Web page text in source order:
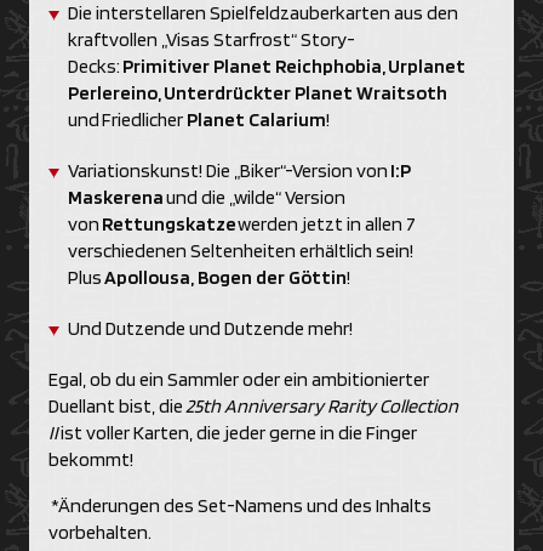
Die interstellaren Spielfeldzauberkarten aus den
kraftvollen „Visas Starfrost“ Story-
Decks: Primitiver Planet Reichphobia, Urplanet
Perlereino, Unterdrückter Planet Wraitsoth
und Friedlicher Planet Calarium!
Variationskunst! Die „Biker“-Version von I:P
Maskerenaund die „wilde“ Version
von Rettungskatzewerden jetzt in allen 7
verschiedenen Seltenheiten erhältlich sein!
PlusApollousa, Bogen der Göttin!
Und Dutzende und Dutzende mehr!
Egal, ob du ein Sammler oder ein ambitionierter
Duellant bist, die25th Anniversary Rarity Collection
IIist voller Karten, die jeder gerne in die Finger
bekommt!
*Änderungen des Set-Namens und des Inhalts
vorbehalten.